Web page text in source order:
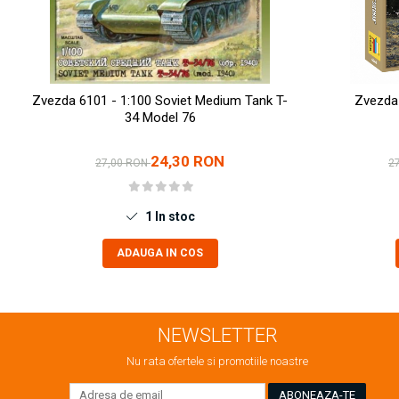
Markere Metalice
Zvezda 6101 - 1:100 Soviet Medium Tank T-
34 Model 76
27,00 RON24,30 RON
1 In stoc
ADAUGA IN COS
NEWSLETTER
Nu rata ofertele si promotiile noastre